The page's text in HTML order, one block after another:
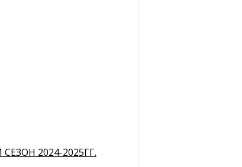
2024-2025ГГ.